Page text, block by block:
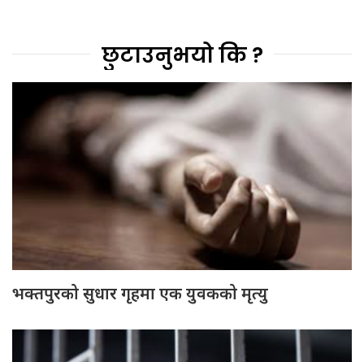
छुटाउनुभयो कि ?
भक्तपुरको सुधार गृहमा एक युवकको मृत्यु